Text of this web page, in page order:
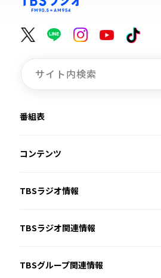
番組表
コンテンツ
TBSラジオ情報
TBSラジオ関連情報
TBSグループ関連情報